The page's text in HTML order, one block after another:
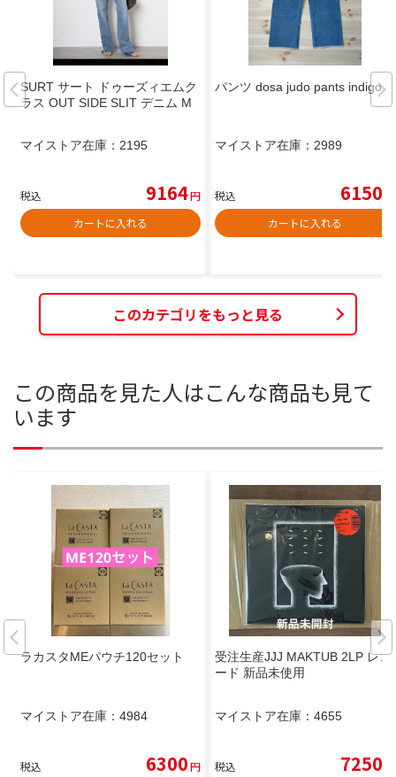
SURT サート ドゥーズィエムク
ラス OUT SIDE SLIT デニム M
マイストア在庫： 2195
税込 9164円
カートに入れる
パンツ dosa judo pants indigo
マイストア在庫： 2989
税込 6150
カートに入れる
このカテゴリをもっと見る
この商品を見た人はこんな商品も見て
います
ラカスタMEパウチ120セット
マイストア在庫： 4984
税込 6300円
受注生産JJJ MAKTUB 2LP レコ
ード 新品未使用
マイストア在庫： 4655
税込 7250